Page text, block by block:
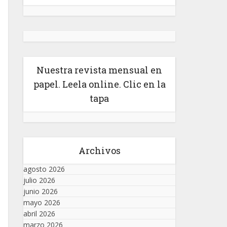
Nuestra revista mensual en
papel. Leela online. Clic en la
tapa
Archivos
agosto 2026
julio 2026
junio 2026
mayo 2026
abril 2026
marzo 2026